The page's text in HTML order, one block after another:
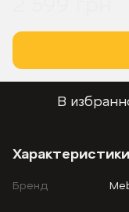
В
Характеристики
Бренд